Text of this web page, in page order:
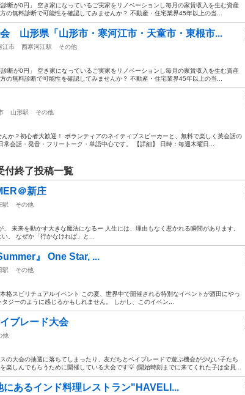
診断が0円」 空き家になっているご実家をリノベーションし毎月の家賃収入を生む資産
の無料診断で可能性を確認してみませんか？ 不動産・住宅業界45年以上の当...
山形県「山形市・寒河江市・天童市・東根市...
江市 西寒河江駅
その他
診断が0円」 空き家になっているご実家をリノベーションし毎月の家賃収入を生む資産
の無料診断で可能性を確認してみませんか？ 不動産・住宅業界45年以上の当...
山形駅
その他
んか？初心者大歓迎！ ボランティアのネイティブスピーカーと、無料で楽しく英会話の
会話・発音・フリートーク・単語中心です。 【詳細】 日時：毎週木曜日...
付終了投稿一覧
＠新庄
駅
その他
、 未来を動かす大きな魔法になるー 人生には、理由もなく惹かれる瞬間があります。
。 なぜか「行かなければ」と...
』 One Star, ...
駅
その他
スピリチュアルイベント この夏、世界中で開催される特別なイベントが酒田にやっ
ジーのように感じるかもしれません。 しかし、このイベン...
ブレード大会
他
の大会の抽選に落ちてしまったり、友だちとベイブレードで遊ぶ機会が少ない子たち
楽しんでもらうために開催している大会です💡 (開始時刻までに来てくれた子は全員...
にあるインド料理レストラン"HAVELI...